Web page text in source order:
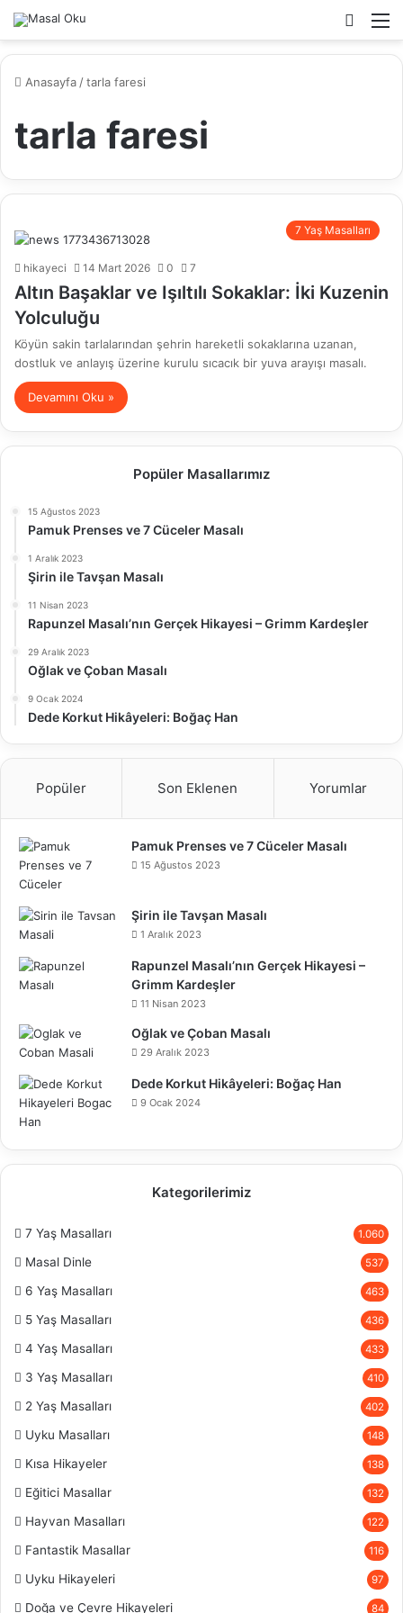
Arama
Anasayfa /tarla faresi
tarla faresi
7 Yaş Masalları
hikayeci 14 Mart 2026 0 7
Altın Başaklar ve Işıltılı Sokaklar: İki Kuzenin
Yolculuğu
Köyün sakin tarlalarından şehrin hareketli sokaklarına uzanan,
dostluk ve anlayış üzerine kurulu sıcacık bir yuva arayışı masalı.
Devamını Oku »
Popüler Masallarımız
15 Ağustos 2023
Pamuk Prenses ve 7 Cüceler Masalı
1 Aralık 2023
Şirin ile Tavşan Masalı
11 Nisan 2023
Rapunzel Masalı’nın Gerçek Hikayesi – Grimm Kardeşler
29 Aralık 2023
Oğlak ve Çoban Masalı
9 Ocak 2024
Dede Korkut Hikâyeleri: Boğaç Han
Popüler Son Eklenen Yorumlar
Pamuk Prenses ve 7 Cüceler Masalı
15 Ağustos 2023
Şirin ile Tavşan Masalı
1 Aralık 2023
Rapunzel Masalı’nın Gerçek Hikayesi –
Grimm Kardeşler
11 Nisan 2023
Oğlak ve Çoban Masalı
29 Aralık 2023
Dede Korkut Hikâyeleri: Boğaç Han
9 Ocak 2024
Kategorilerimiz
7 Yaş Masalları 1.060
Masal Dinle 537
6 Yaş Masalları 463
5 Yaş Masalları 436
4 Yaş Masalları 433
3 Yaş Masalları 410
2 Yaş Masalları 402
Uyku Masalları 148
Kısa Hikayeler 138
Eğitici Masallar 132
Hayvan Masalları 122
Fantastik Masallar 116
Uyku Hikayeleri 97
Doğa ve Çevre Hikayeleri 84